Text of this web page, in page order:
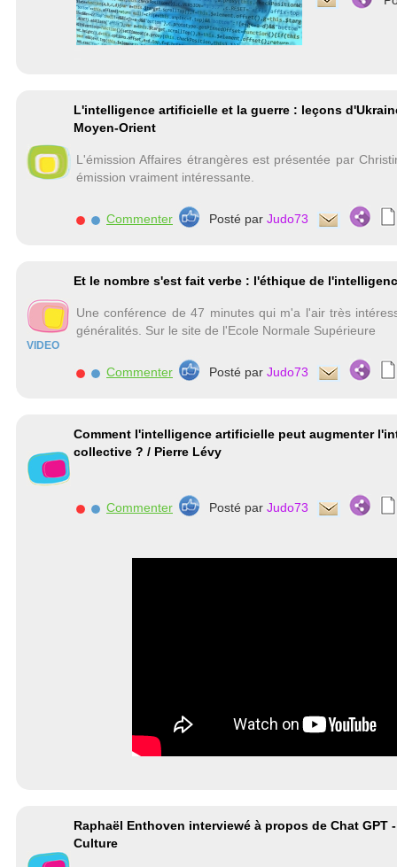
L'intelligence artificielle et la guerre : leçons
Moyen-Orient
L'émission Affaires étrangères est présentée par
émission vraiment intéressante.
Commenter Posté par Judo73
VIDEO
Et le nombre s'est fait verbe : l'éthique de
Une conférence de 47 minutes qui m'a l'air très
généralités. Sur le site de l'Ecole Normale Supérieure
Commenter Posté par Judo73
Comment l'intelligence artificielle peut augmenter
collective ? / Pierre Lévy
Commenter Posté par Judo73
Raphaël Enthoven interviewé à propos de Chat GPT
Culture